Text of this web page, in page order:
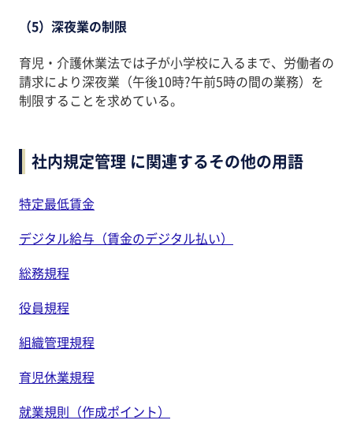
（5）深夜業の制限
育児・介護休業法では子が小学校に入るまで、労働者の
請求により深夜業（午後10時?午前5時の間の業務）を
制限することを求めている。
社内規定管理 に関連するその他の用語
特定最低賃金
デジタル給与（賃金のデジタル払い）
総務規程
役員規程
組織管理規程
育児休業規程
就業規則（作成ポイント）